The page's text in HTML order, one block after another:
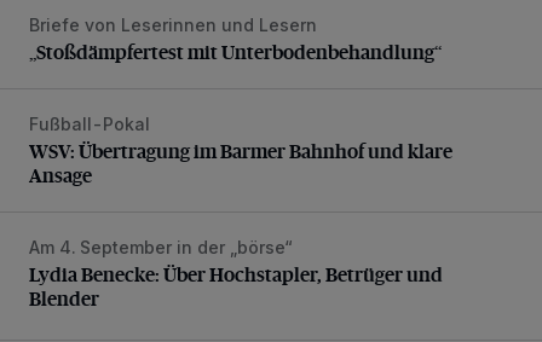
„Stoßdämpfertest mit Unterbodenbehandlung“
Briefe von Leserinnen und Lesern
„Stoßdämpfertest mit Unterbodenbehandlung“
WSV: Übertragung im Barmer Bahnhof und klare Ansage
Fußball-Pokal
WSV: Übertragung im Barmer Bahnhof und klare
Ansage
Lydia Benecke: Über Hochstapler, Betrüger und Blender
Am 4. September in der „börse“
Lydia Benecke: Über Hochstapler, Betrüger und
Blender